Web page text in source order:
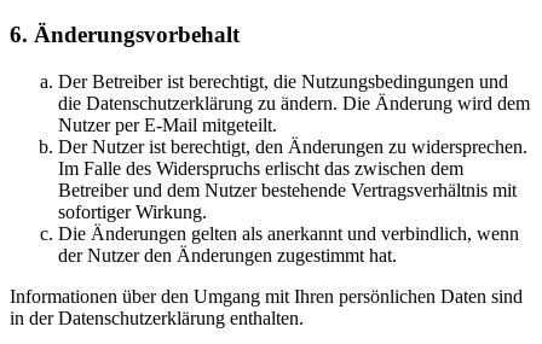
6. Änderungsvorbehalt
Der Betreiber ist berechtigt, die Nutzungsbedingungen und
die Datenschutzerklärung zu ändern. Die Änderung wird dem
Nutzer per E-Mail mitgeteilt.
Der Nutzer ist berechtigt, den Änderungen zu widersprechen.
Im Falle des Widerspruchs erlischt das zwischen dem
Betreiber und dem Nutzer bestehende Vertragsverhältnis mit
sofortiger Wirkung.
Die Änderungen gelten als anerkannt und verbindlich, wenn
der Nutzer den Änderungen zugestimmt hat.
Informationen über den Umgang mit Ihren persönlichen Daten sind
in der Datenschutzerklärung enthalten.